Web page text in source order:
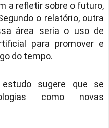
a refletir sobre o futuro,
o relatório, outra
área seria o uso de
para promover e
do tempo.
sugere que se
como novas